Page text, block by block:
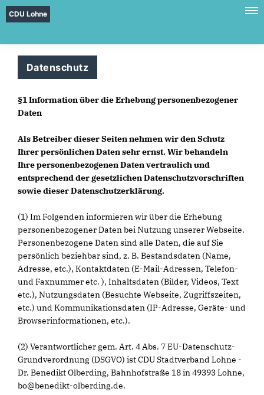
CDU Lohne
Datenschutz
§1 Information über die Erhebung personenbezogener
Daten
Als Betreiber dieser Seiten nehmen wir den Schutz
Ihrer persönlichen Daten sehr ernst. Wir behandeln
Ihre personenbezogenen Daten vertraulich und
entsprechend der gesetzlichen Datenschutzvorschriften
sowie dieser Datenschutzerklärung.
(1) Im Folgenden informieren wir über die Erhebung
personenbezogener Daten bei Nutzung unserer Webseite.
Personenbezogene Daten sind alle Daten, die auf Sie
persönlich beziehbar sind, z. B. Bestandsdaten (Name,
Adresse, etc.), Kontaktdaten (E-Mail-Adressen, Telefon-
und Faxnummer etc. ), Inhaltsdaten (Bilder, Videos, Text
etc.), Nutzungsdaten (Besuchte Webseite, Zugriffszeiten,
etc.) und Kommunikationsdaten (IP-Adresse, Geräte- und
Browserinformationen, etc.).
(2) Verantwortlicher gem. Art. 4 Abs. 7 EU-Datenschutz-
Grundverordnung (DSGVO) ist CDU Stadtverband Lohne -
Dr. Benedikt Olberding, Bahnhofstraße 18 in 49393 Lohne,
bo@benedikt-olberding.de.